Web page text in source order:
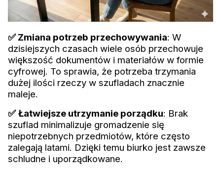
✅ Zmiana potrzeb przechowywania: W
dzisiejszych czasach wiele osób przechowuje
większość dokumentów i materiałów w formie
cyfrowej. To sprawia, że potrzeba trzymania
dużej ilości rzeczy w szufladach znacznie
maleje.
✅ Łatwiejsze utrzymanie porządku: Brak
szuflad minimalizuje gromadzenie się
niepotrzebnych przedmiotów, które często
zalegają latami. Dzięki temu biurko jest zawsze
schludne i uporządkowane.